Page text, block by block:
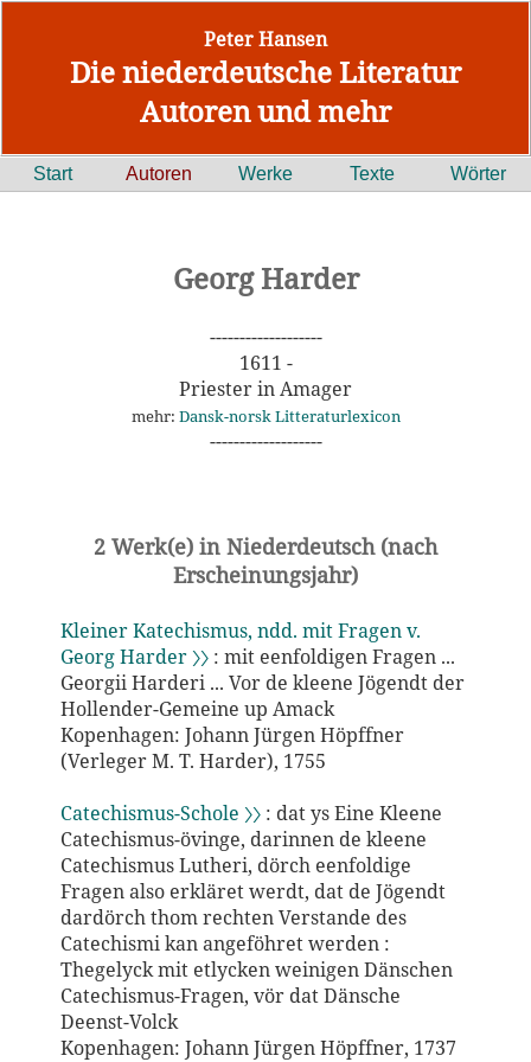
Peter Hansen
Die niederdeutsche Literatur
Autoren und mehr
Start Autoren Werke Texte Wörter
Georg Harder
-------------------
1611 -
Priester in Amager
mehr: Dansk-norsk Litteraturlexicon
-------------------
2 Werk(e) in Niederdeutsch (nach
Erscheinungsjahr)
Kleiner Katechismus, ndd. mit Fragen v.
Georg Harder 〉〉: mit eenfoldigen Fragen ...
Georgii Harderi ... Vor de kleene Jögendt der
Hollender-Gemeine up Amack
Kopenhagen: Johann Jürgen Höpffner
(Verleger M. T. Harder), 1755
Catechismus-Schole 〉〉: dat ys Eine Kleene
Catechismus-övinge, darinnen de kleene
Catechismus Lutheri, dörch eenfoldige
Fragen also erkläret werdt, dat de Jögendt
dardörch thom rechten Verstande des
Catechismi kan angeföhret werden :
Thegelyck mit etlycken weinigen Dänschen
Catechismus-Fragen, vör dat Dänsche
Deenst-Volck
Kopenhagen: Johann Jürgen Höpffner, 1737